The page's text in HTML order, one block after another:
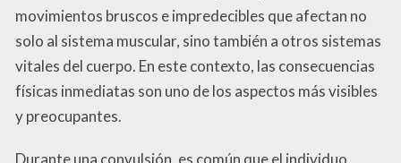
movimientos bruscos e impredecibles que afectan no
solo al sistema muscular, sino también a otros sistemas
vitales del cuerpo. En este contexto, las consecuencias
físicas inmediatas son uno de los aspectos más visibles
y preocupantes.
Durante una convulsión, es común que el individuo